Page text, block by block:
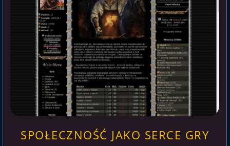
SPOŁECZNOŚĆ JAKO SERCE GRY